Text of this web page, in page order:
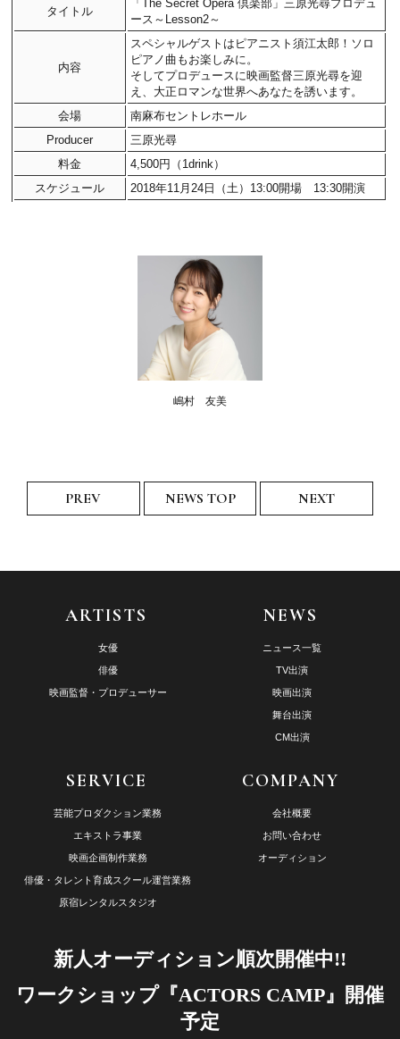
タイトル
「The Secret Opera 倶楽部」三原光尋プロデュ
ース～Lesson2～
内容
スペシャルゲストはピアニスト須江太郎！ソロ
ピアノ曲もお楽しみに。
そしてプロデュースに映画監督三原光尋を迎
え、大正ロマンな世界へあなたを誘います。
会場
南麻布セントレホール
Producer
三原光尋
料金
4,500円（1drink）
スケジュール
2018年11月24日（土）13:00開場 13:30開演
嶋村 友美
PREV NEWS TOP NEXT
ARTISTS
女優
俳優
映画監督・プロデューサー
NEWS
ニュース一覧
TV出演
映画出演
舞台出演
CM出演
SERVICE
芸能プロダクション業務
エキストラ事業
映画企画制作業務
俳優・タレント育成スクール運営業務
原宿レンタルスタジオ
COMPANY
会社概要
お問い合わせ
オーディション
新人オーディション順次開催中!!
ワークショップ『ACTORS CAMP』開催
予定